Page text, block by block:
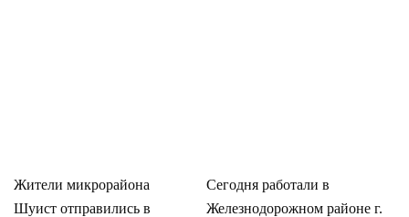
Жители микрорайона
Шуист отправились в
Сегодня работали в
Железнодорожном районе г.